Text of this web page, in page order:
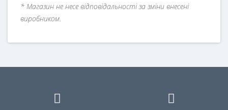
* Магазин не несе відповідальності за зміни внесені
виробником.